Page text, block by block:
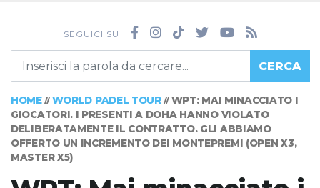
SEGUICI SU
CERCA
HOME// WORLD PADEL TOUR// WPT: MAI MINACCIATO I
GIOCATORI. I PRESENTI A DOHA HANNO VIOLATO
DELIBERATAMENTE IL CONTRATTO. GLI ABBIAMO
OFFERTO UN INCREMENTO DEI MONTEPREMI (OPEN X3,
MASTER X5)